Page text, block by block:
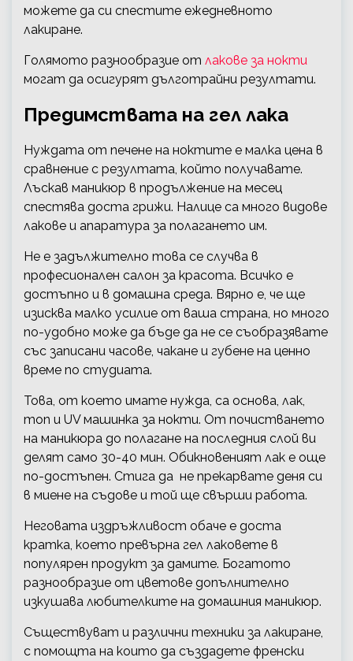
можете да си спестите ежедневното
лакиране.
Голямото разнообразие от лакове за нокти
могат да осигурят дълготрайни резултати.
Предимствата на гел лака
Нуждата от печене на ноктите е малка цена в
сравнение с резултата, който получавате.
Лъскав маникюр в продължение на месец
спестява доста грижи. Налице са много видове
лакове и апаратура за полагането им.
Не е задължително това се случва в
професионален салон за красота. Всичко е
достъпно и в домашна среда. Вярно е, че ще
изисква малко усилие от ваша страна, но много
по-удобно може да бъде да не се съобразявате
със записани часове, чакане и губене на ценно
време по студиата.
Това, от което имате нужда, са основа, лак,
топ и UV машинка за нокти. От почистването
на маникюра до полагане на последния слой ви
делят само 30-40 мин. Обикновеният лак е още
по-достъпен. Стига да не прекарвате деня си
в миене на съдове и той ще свърши работа.
Неговата издръжливост обаче е доста
кратка, което превърна гел лаковете в
популярен продукт за дамите. Богатото
разнообразие от цветове допълнително
изкушава любителките на домашния маникюр.
Съществуват и различни техники за лакиране,
с помощта на които да създадете френски